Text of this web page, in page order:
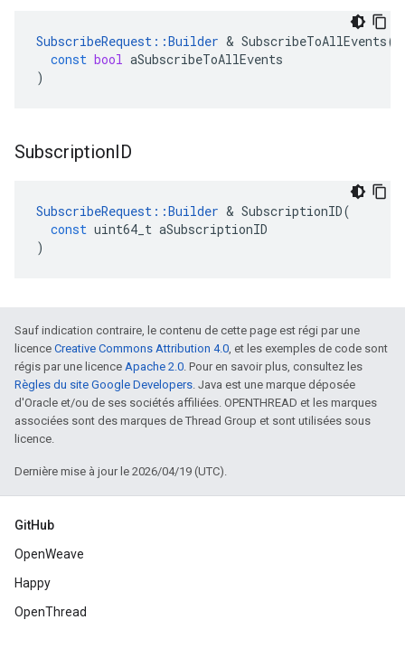
SubscribeRequest ::Builder & SubscribeToAllEvents(
const bool aSubscribeToAllEvents
)
SubscriptionID
SubscribeRequest ::Builder & SubscriptionID(
const uint64_t aSubscriptionID
)
Sauf indication contraire, le contenu de cette page est régi par une
licence Creative Commons Attribution 4.0, et les exemples de code sont
régis par une licence Apache 2.0. Pour en savoir plus, consultez les
Règles du site Google Developers. Java est une marque déposée
d'Oracle et/ou de ses sociétés affiliées. OPENTHREAD et les marques
associées sont des marques de Thread Group et sont utilisées sous
licence.
Dernière mise à jour le 2026/04/19 (UTC).
GitHub
OpenWeave
Happy
OpenThread